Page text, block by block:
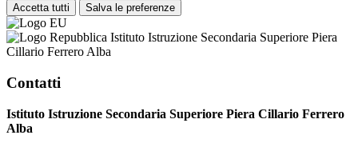
Accetta tutti Salva le preferenze
Istituto Istruzione Secondaria Superiore Piera
Cillario Ferrero Alba
Contatti
Istituto Istruzione Secondaria Superiore Piera Cillario Ferrero
Alba